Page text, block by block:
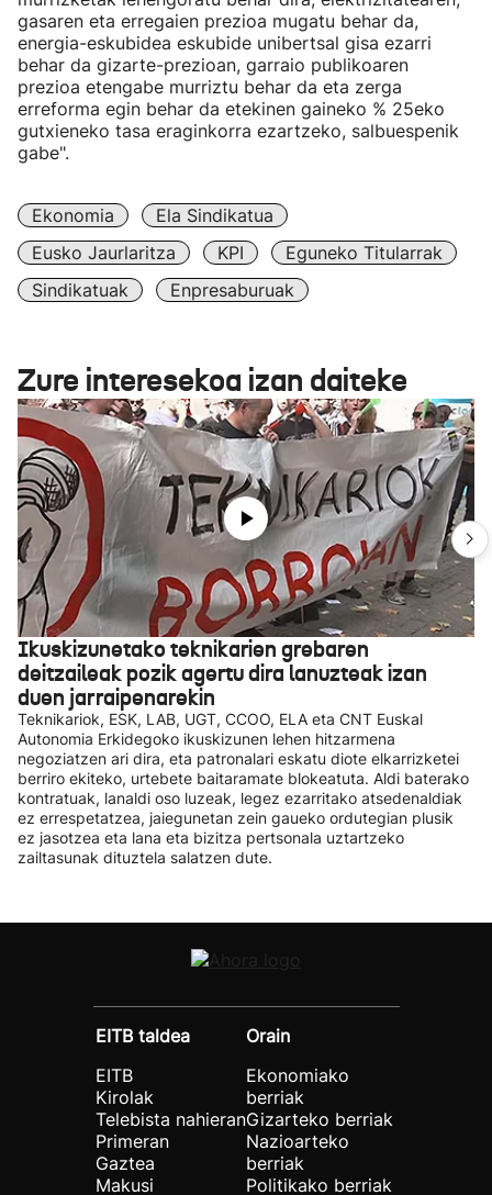
gasaren eta erregaien prezioa mugatu behar da,
energia-eskubidea eskubide unibertsal gisa ezarri
behar da gizarte-prezioan, garraio publikoaren
prezioa etengabe murriztu behar da eta zerga
erreforma egin behar da etekinen gaineko % 25eko
gutxieneko tasa eraginkorra ezartzeko, salbuespenik
gabe".
Ekonomia
Ela Sindikatua
Eusko Jaurlaritza
KPI
Eguneko Titularrak
Sindikatuak
Enpresaburuak
Zure interesekoa izan daiteke
Ikuskizunetako teknikarien grebaren
deitzaileak pozik agertu dira lanuzteak izan
duen jarraipenarekin
Teknikariok, ESK, LAB, UGT, CCOO, ELA eta CNT Euskal
Autonomia Erkidegoko ikuskizunen lehen hitzarmena
negoziatzen ari dira, eta patronalari eskatu diote elkarrizketei
berriro ekiteko, urtebete baitaramate blokeatuta. Aldi baterako
kontratuak, lanaldi oso luzeak, legez ezarritako atsedenaldiak
ez errespetatzea, jaiegunetan zein gaueko ordutegian plusik
ez jasotzea eta lana eta bizitza pertsonala uztartzeko
zailtasunak dituztela salatzen dute.
EITB taldea
EITB
Kirolak
Telebista nahieran
Primeran
Gaztea
Makusi
Orain
Ekonomiako
berriak
Gizarteko berriak
Nazioarteko
berriak
Politikako berriak